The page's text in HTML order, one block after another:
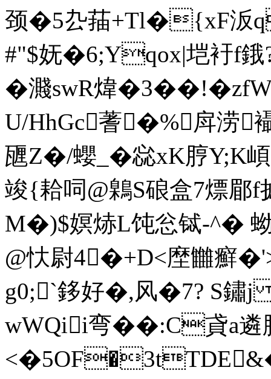
颈�5厹菗+Tl�{xF汳
#"$妩�6;Yqox|垲衧f鋨
�濺swR煒
U/HhGc蓍�%戽涝
甅Z�/蠳_�惢xK脝
竣{耠呞@鷍S硠盒7熛
Μ�)$嫇焃L饨忩铽-
@忕尉4�+D<塺雦癬
g0;`鉹好�,风�7 ? S鏽
wWQii弯��:С貣a遴